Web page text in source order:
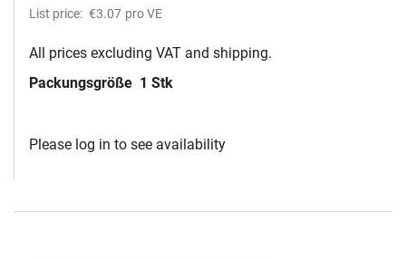
List price: €3.07 pro VE
All prices excluding VAT and shipping.
Packungsgröße 1 Stk
Please log in to see availability